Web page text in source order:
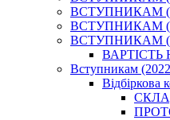
ВСТУПНИКАМ
ВСТУПНИКАМ
ВСТУПНИКАМ
Вступникам
Відбіркова